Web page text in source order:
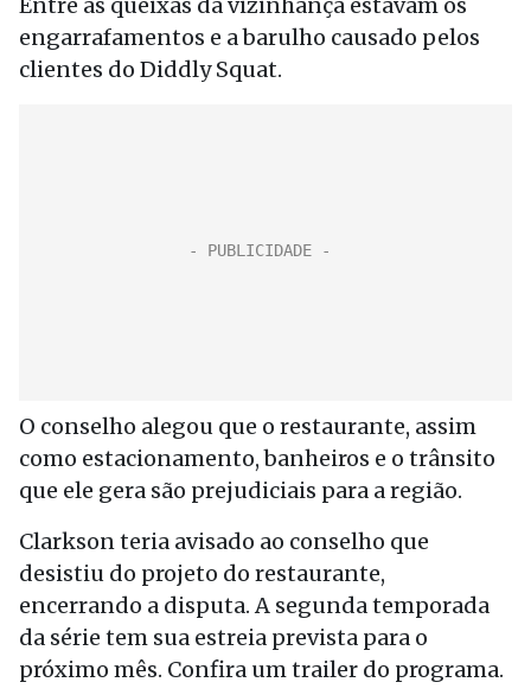
engarrafamentos e a barulho causado pelos
clientes do Diddly Squat.
O conselho alegou que o restaurante, assim
como estacionamento, banheiros e o trânsito
que ele gera são prejudiciais para a região.
Clarkson teria avisado ao conselho que
desistiu do projeto do restaurante,
encerrando a disputa. A segunda temporada
da série tem sua estreia prevista para o
próximo mês. Confira um trailer do programa.